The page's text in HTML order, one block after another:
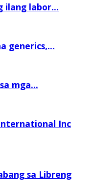
ilang labor...
generics,...
mga...
Inc
sa Libreng